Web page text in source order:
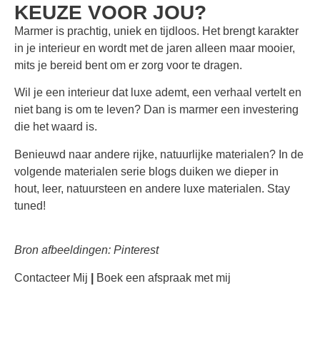
KEUZE VOOR JOU?
Marmer is prachtig, uniek en tijdloos. Het brengt karakter
in je interieur en wordt met de jaren alleen maar mooier,
mits je bereid bent om er zorg voor te dragen.
Wil je een interieur dat luxe ademt, een verhaal vertelt en
niet bang is om te leven? Dan is marmer een investering
die het waard is.
Benieuwd naar andere rijke, natuurlijke materialen? In de
volgende materialen serie blogs duiken we dieper in
hout, leer, natuursteen en andere luxe materialen. Stay
tuned!
Bron afbeeldingen: Pinterest
Contacteer Mij Boek een afspraak met mij